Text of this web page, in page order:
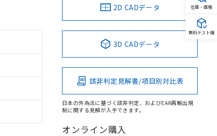
2D CADデータ
3D CADデータ
該非判定見解書/項目別対比表
日本の外為法に基づく該非判定、およびEAR再輸出規
制に関する見解が入手できます。
オンライン購入
在庫・価格
無料テスト機